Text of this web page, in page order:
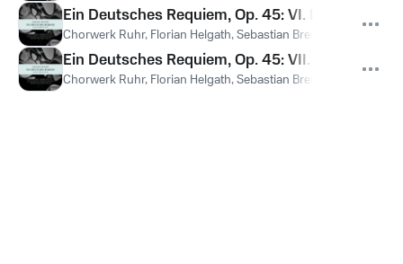
Ein Deutsches Requiem, Op. 45: VI. Denn wir
Chorwerk Ruhr, Florian Helgath, Sebastian Breuing, Christoph
Ein Deutsches Requiem, Op. 45: VII. Selig sind
Chorwerk Ruhr, Florian Helgath, Sebastian Breuing, Christoph